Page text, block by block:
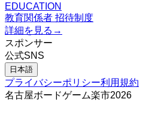
EDUCATION
教育関係者 招待制度
詳細を見る →
スポンサー
公式SNS
日本語
プライバシーポリシー利用規約
名古屋ボードゲーム楽市2026